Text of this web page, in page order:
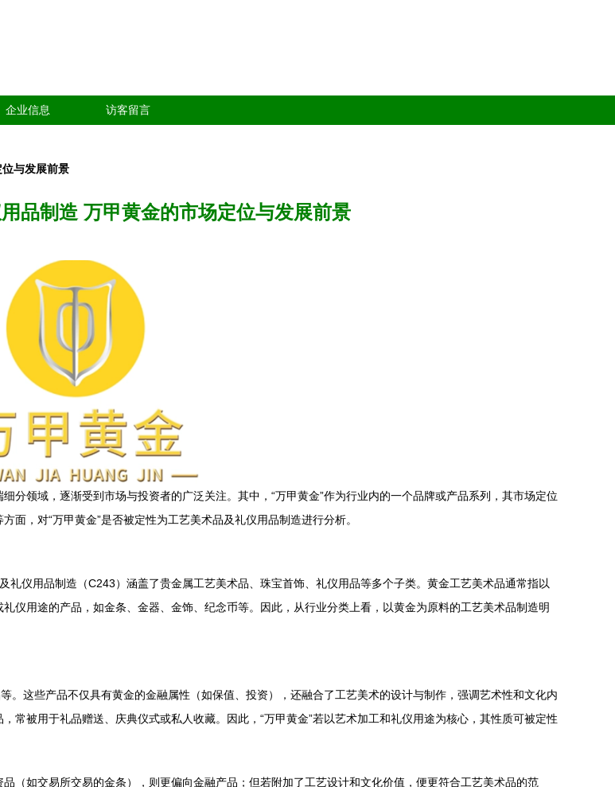
企业信息 访客留言
与发展前景
品制造 万甲黄金的市场定位与发展前景
分领域，逐渐受到市场与投资者的广泛关注。其中，“万甲黄金”作为行业内的一个品牌或产品系列，其市场定位
，对“万甲黄金”是否被定性为工艺美术品及礼仪用品制造进行分析。
仪用品制造（C243）涵盖了贵金属工艺美术品、珠宝首饰、礼仪用品等多个子类。黄金工艺美术品通常指以
仪用途的产品，如金条、金器、金饰、纪念币等。因此，从行业分类上看，以黄金为原料的工艺美术品制造明
。这些产品不仅具有黄金的金融属性（如保值、投资），还融合了工艺美术的设计与制作，强调艺术性和文化内
常被用于礼品赠送、庆典仪式或私人收藏。因此，“万甲黄金”若以艺术加工和礼仪用途为核心，其性质可被定性
（如交易所交易的金条），则更偏向金融产品；但若附加了工艺设计和文化价值，便更符合工艺美术品的范